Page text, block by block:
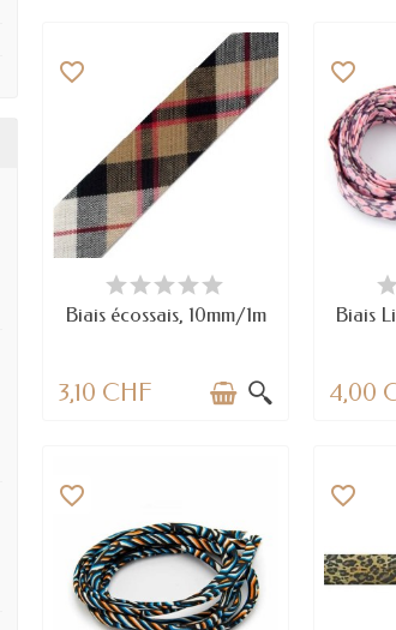
EN STOCK
favorite_border
Biais écossais, 10mm/1m
3,10 CHF
favorite_border
Biais
4,00
favorite_border favorite_border